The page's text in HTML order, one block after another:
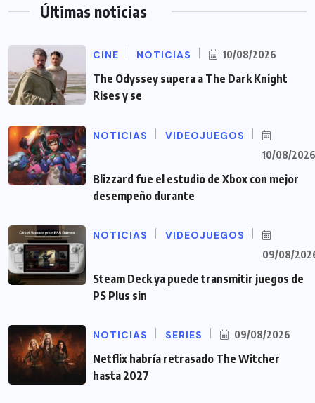
Últimas noticias
CINE NOTICIAS 10/08/2026
The Odyssey supera a The Dark Knight
Rises y se
NOTICIAS VIDEOJUEGOS
10/08/2026
Blizzard fue el estudio de Xbox con mejor
desempeño durante
NOTICIAS VIDEOJUEGOS
09/08/
Steam Deck ya puede transmitir juegos de
PS Plus sin
NOTICIAS SERIES 09/08/2026
Netflix habría retrasado The Witcher
hasta 2027